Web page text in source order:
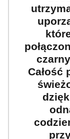
Całość